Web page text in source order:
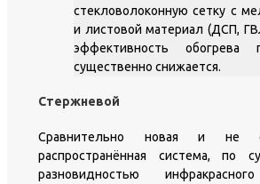
стекловолоконную сетку с
и листовой материал (ДСП,
эффективность обогрева
существенно снижается.
Стержневой
Сравнительно новая и не
распространённая система, по
разновидностью